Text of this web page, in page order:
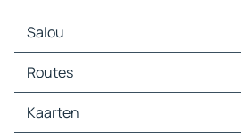
Salou
Salou Kaarten
Salou Verkeer
Salou Hotels
Salou Restaurants
Routes
Routes Salou - Tarragona
Routes Salou - Reus
Kaarten